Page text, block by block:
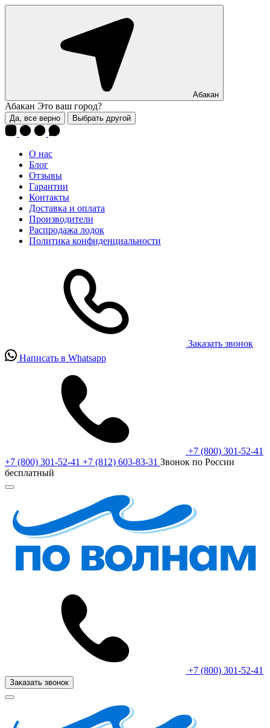
Абакан
Абакан Это ваш город?
Да, все верно Выбрать другой
О нас
Блог
Отзывы
Гарантии
Контакты
Доставка и оплата
Производители
Распродажа лодок
Политика конфиденциальности
Заказать звонок
Написать в Whatsapp
+7 (800) 301-52-41
+7 (800) 301-52-41 +7 (812) 603-83-31 Звонок по России
бесплатный
+7 (800) 301-52-41
Заказать звонок